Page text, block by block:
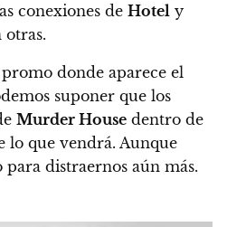
conexiones de Hotel y
donde aparece el
suponer que los
Murder House dentro de
lo que vendrá. Aunque
para distraernos aún más.